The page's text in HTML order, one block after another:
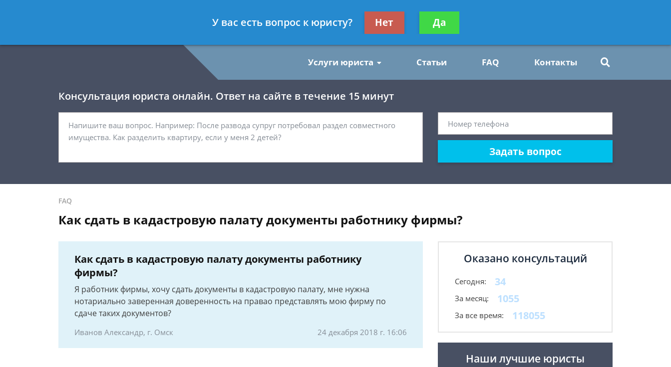
- Юрист по гражданским делам
Получите консультацию
бесплатно
Услуги юриста Статьи FAQ Контакты
Консультация юриста онлайн. Ответ на сайте в течение 15 минут
Задать вопрос
FAQ
Как сдать в кадастровую палату документы работнику фирмы?
Как сдать в кадастровую палату документы работнику
фирмы?
Я работник фирмы, хочу сдать документы в кадастровую палату, мне нужна
нотариально заверенная доверенность на правао представлять мою фирму по
сдаче таких документов?
Иванов Александр, г. Омск 24 декабря 2018 г. 16:06
Оказано консультаций
Сегодня: 34
За месяц: 1055
За все время: 118055
Наши лучшие юристы
У вас есть вопрос к юристу? Нет Да